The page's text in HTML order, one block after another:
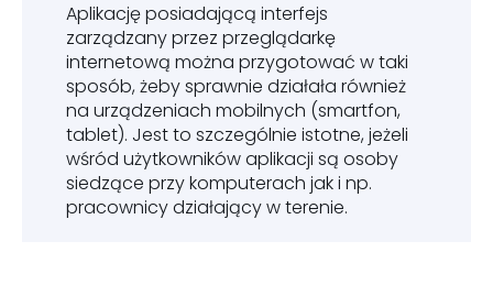
Aplikację posiadającą interfejs
zarządzany przez przeglądarkę
internetową można przygotować w taki
sposób, żeby sprawnie działała również
na urządzeniach mobilnych (smartfon,
tablet). Jest to szczególnie istotne, jeżeli
wśród użytkowników aplikacji są osoby
siedzące przy komputerach jak i np.
pracownicy działający w terenie.